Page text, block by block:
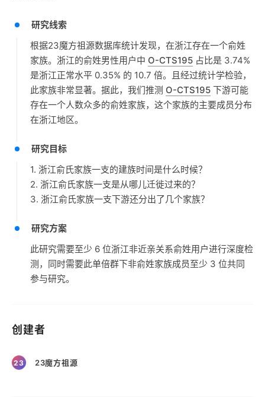
研究线索
根据23魔方祖源数据库统计发现，在浙江存在一个俞姓
家族。浙江的俞姓男性用户中 O-CTS195 占比是 3.74%
是浙江正常水平 0.35% 的 10.7 倍。且经过统计学检验，
此家族非常显著。据此，我们推测 O-CTS195 下游可能
存在一个人数众多的俞姓家族，这个家族的主要成员分布
在浙江地区。
研究目标
1. 浙江俞氏家族一支的建族时间是什么时候？
2. 浙江俞氏家族一支是从哪儿迁徙过来的？
3. 浙江俞氏家族一支下游还分出了几个家族？
研究方案
此研究需要至少 6 位浙江非近亲关系俞姓用户进行深度检
测，同时需要此单倍群下非俞姓家族成员至少 3 位共同
参与研究。
创建者
23 23魔方祖源